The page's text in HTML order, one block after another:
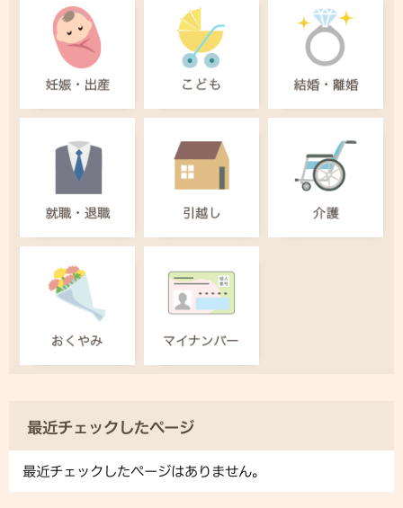
最近チェックしたページ
最近チェックしたページはありません。